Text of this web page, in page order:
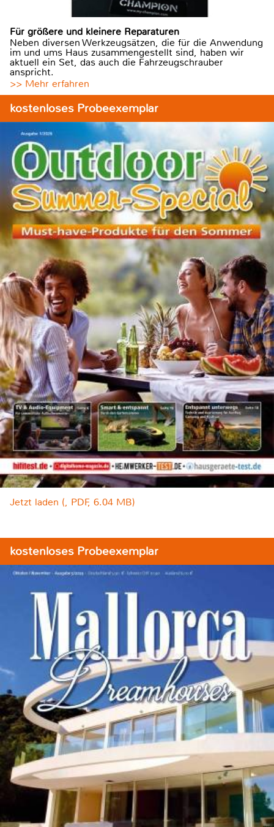
Für größere und kleinere Reparaturen
Neben diversen Werkzeugsätzen, die für die Anwendung
im und ums Haus zusammengestellt sind, haben wir
aktuell ein Set, das auch die Fahrzeugschrauber
anspricht.
>> Mehr erfahren
kostenloses Probeexemplar
Jetzt laden (, PDF, 6.04 MB)
kostenloses Probeexemplar